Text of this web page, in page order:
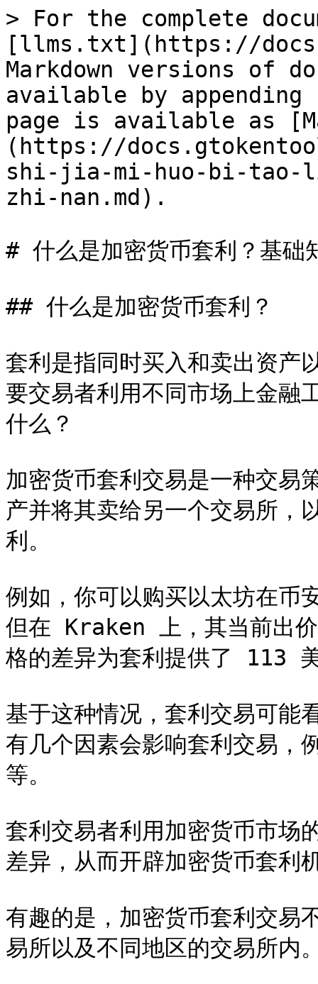
> For the complete
[llms.txt](https://
Markdown versions of
available by
page is available as
(https://
shi-jia-mi-huo-bi-
zhi-nan.md).
# 什么是加密货币套利？基础
## 什么是加密货币套利？
套利是指同时买入和卖出资产
要交易者利用不同市场上金融
什么？
加密货币套利交易是一种交易
产并将其卖给另一个交易所，
利。
例如，你可以购买以太坊在
但在 Kraken 上，其当前出
格的差异为套利提供了 113
基于这种情况，套利交易可能
有几个因素会影响套利交易，
等。
套利交易者利用加密货币市场
差异，从而开辟加密货币套利
有趣的是，加密货币套利交易
易所以及不同地区的交易所内